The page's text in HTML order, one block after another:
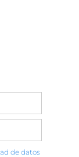
de datos